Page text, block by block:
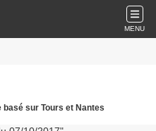
MENU
sur Tours et Nantes